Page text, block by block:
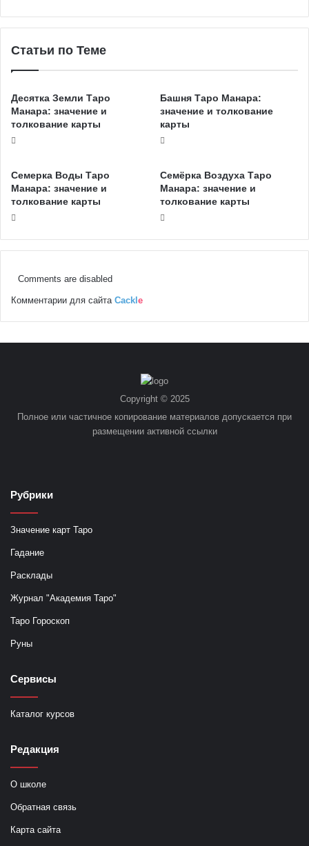
Статьи по Теме
Десятка Земли Таро
Манара: значение и
толкование карты
Башня Таро Манара:
значение и толкование
карты
Семерка Воды Таро
Манара: значение и
толкование карты
Семёрка Воздуха Таро
Манара: значение и
толкование карты
Comments are disabled
Комментарии для сайта Cackl e
Copyright © 2025
Полное или частичное копирование материалов допускается при
размещении активной ссылки
Рубрики
Значение карт Таро
Гадание
Расклады
Журнал "Академия Таро"
Таро Гороскоп
Руны
Сервисы
Каталог курсов
Редакция
О школе
Обратная связь
Карта сайта